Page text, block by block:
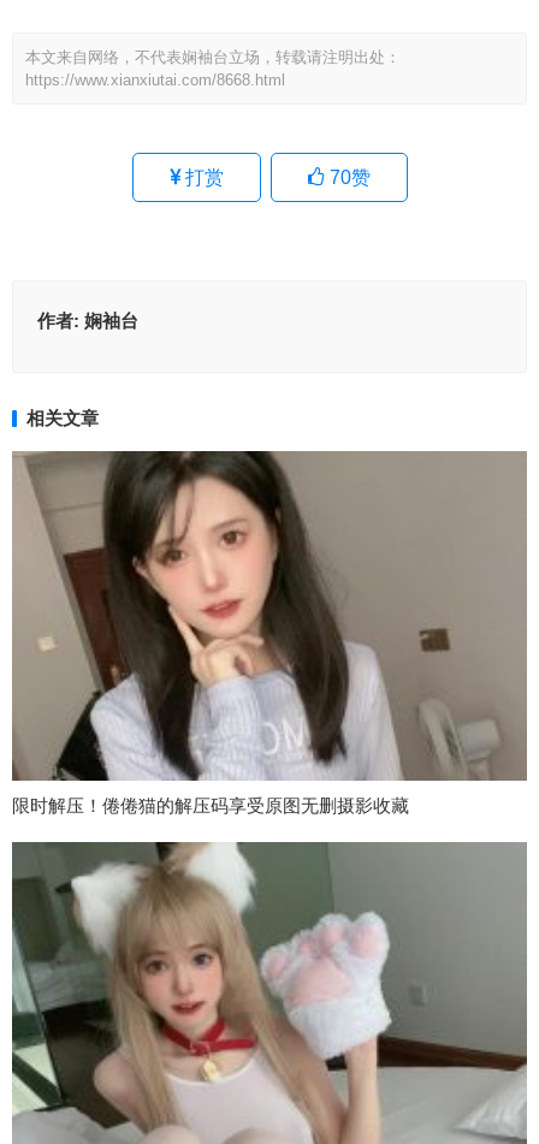
本文来自网络，不代表娴袖台立场，转载请注明出处：
https://www.xianxiutai.com/8668.html
打赏 70赞
作者: 娴袖台
相关文章
限时解压！倦倦猫的解压码享受原图无删摄影收藏